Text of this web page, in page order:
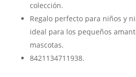
colección.
Regalo perfecto para niños y
ideal para los pequeños
mascotas.
8421134711938.